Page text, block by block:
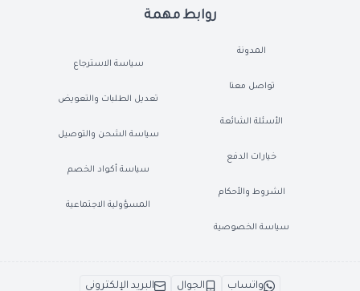
روابط مهمة
المدونة
تواصل معنا
الأسئلة الشائعة
خيارات الدفع
الشروط والأحكام
سياسة الخصوصية
سياسة الاسترجاع
تعديل الطلبات والتعويض
سياسة الشحن والتوصيل
سياسة أكواد الخصم
المسؤولية الاجتماعية
واتساب الجوال البريد الإلكتروني